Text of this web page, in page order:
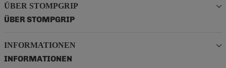
ÜBER STOMPGRIP
ÜBER STOMPGRIP
INFORMATIONEN
INFORMATIONEN